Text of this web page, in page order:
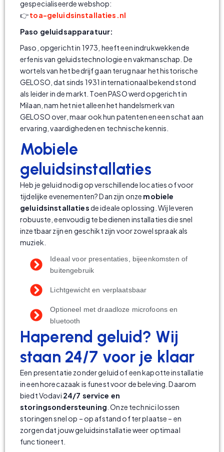
gespecialiseerde webshop:
👉toa-geluidsinstallaties.nl
Paso geluidsapparatuur:
Paso, opgericht in 1973, heeft een indrukwekkende
erfenis van geluidstechnologie en vakmanschap. De
wortels van het bedrijf gaan terug naar het historische
GELOSO, dat sinds 1931 internationaal bekend stond
als leider in de markt. Toen PASO werd opgericht in
Milaan, nam het niet alleen het handelsmerk van
GELOSO over, maar ook hun patenten en een schat aan
ervaring, vaardigheden en technische kennis.
Mobiele
geluidsinstallaties
Heb je geluid nodig op verschillende locaties of voor
tijdelijke evenementen? Dan zijn onze mobiele
geluidsinstallatiesde ideale oplossing. Wij leveren
robuuste, eenvoudig te bedienen installaties die snel
inzetbaar zijn en geschikt zijn voor zowel spraak als
muziek.
Ideaal voor presentaties, bijeenkomsten of
buitengebruik
Lichtgewicht en verplaatsbaar
Optioneel met draadloze microfoons en
bluetooth
Haperend geluid? Wij
staan 24/7 voor je klaar
Een presentatie zonder geluid of een kapotte installatie
in een horecazaak is funest voor de beleving. Daarom
biedt Vodavi 24/7 service en
storingsondersteuning . Onze technici lossen
storingen snel op – op afstand of ter plaatse – en
zorgen dat jouw geluidsinstallatie weer optimaal
functioneert.